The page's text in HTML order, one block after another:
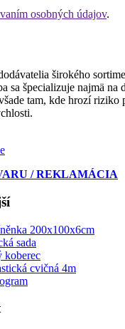
osobných údajov.
širokého
sa špecializuje najmä na
tam, kde hrozí riziko
/ REKLAMÁCIA
200x100x6cm
sada
koberec
cvičná 4m